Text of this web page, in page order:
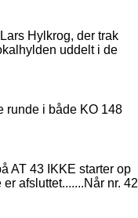
Hylkrog, der trak
uddelt i de
runde i både KO 148
AT 43 IKKE starter op
afsluttet.......Når nr. 42